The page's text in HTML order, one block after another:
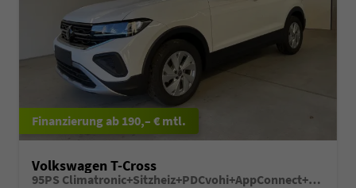
ab 190,– € mtl.
Volkswagen T-Cross
95PS Climatronic+Sitzheiz+PDCvohi+AppConnect+Side+TravelAssist+ACC